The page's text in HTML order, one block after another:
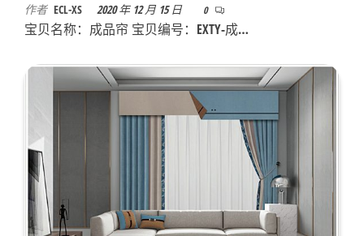
作者 ECL-XS 2020 年 12 月 15 日 0
宝贝名称：成品帘 宝贝编号：EXTY-成…